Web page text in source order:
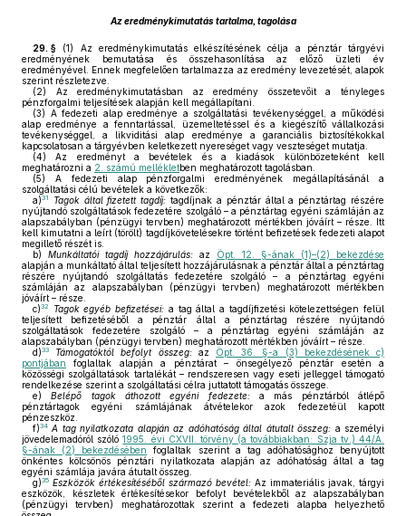
Az eredménykimutatás tartalma, tagolása
29. § (1)
Az eredménykimutatás elkészítésének célja a pénztár tárgyévi
eredményének bemutatása és összehasonlítása az előző üzleti év
eredményével. Ennek megfelelően tartalmazza az eredmény levezetését, alapok
szerint részletezve.
(2) Az eredménykimutatásban az eredmény összetevőit a tényleges
pénzforgalmi teljesítések alapján kell megállapítani.
(3) A fedezeti alap eredménye a szolgáltatási tevékenységgel, a működési
alap eredménye a fenntartással, üzemeltetéssel és a kiegészítő vállalkozási
tevékenységgel, a likviditási alap eredménye a garanciális biztosítékokkal
kapcsolatosan a tárgyévben keletkezett nyereséget vagy veszteséget mutatja.
(4) Az eredményt a bevételek és a kiadások különbözeteként kell
meghatározni a 2. számú mellékletben meghatározott tagolásban.
(5) A fedezeti alap pénzforgalmi eredményének megállapításánál a
szolgáltatási célú bevételek a következők:
a)31 Tagok által fizetett tagdíj: tagdíjnak a pénztár által a pénztártag részére
nyújtandó szolgáltatások fedezetére szolgáló – a pénztártag egyéni számláján az
alapszabályban (pénzügyi tervben) meghatározott mértékben jóváírt – része. Itt
kell kimutatni a leírt (törölt) tagdíjkövetelésekre történt befizetések fedezeti alapot
megillető részét is.
b)
Munkáltatói tagdíj hozzájárulás: az Öpt. 12. §-ának (1)–(2) bekezdése
alapján a munkáltató által teljesített hozzájárulásnak a pénztár által a pénztártag
részére nyújtandó szolgáltatás fedezetére szolgáló – a pénztártag egyéni
számláján az alapszabályban (pénzügyi tervben) meghatározott mértékben
jóváírt – része.
c)32 Tagok egyéb befizetései: a tag által a tagdíjfizetési kötelezettségen felül
teljesített befizetéséből a pénztár által a pénztártag részére nyújtandó
szolgáltatások fedezetére szolgáló – a pénztártag egyéni számláján az
alapszabályban (pénzügyi tervben) meghatározott mértékben jóváírt – része.
d)33 Támogatóktól befolyt összeg:az Öpt. 36. §-a (3) bekezdésének c)
pontjában foglaltak alapján a pénztárat – önsegélyező pénztár esetén a
közösségi szolgáltatások tartalékát – rendszeresen vagy eseti jelleggel támogató
rendelkezése szerint a szolgáltatási célra juttatott támogatás összege.
e)
Belépő tagok áthozott egyéni fedezete:a más pénztárból átlépő
pénztártagok egyéni számlájának átvételekor azok fedezetéül kapott
pénzeszköz.
f)34 A tag nyilatkozata alapján az adóhatóság által átutalt összeg: a személyi
jövedelemadóról szóló1995. évi CXVII. törvény (a továbbiakban: Szja tv.) 44/A.
§-ának (2) bekezdésében
foglaltak szerint a tag adóhatósághoz benyújtott
önkéntes kölcsönös pénztári nyilatkozata alapján az adóhatóság által a tag
egyéni számlája javára átutalt összeg.
g)35 Eszközök értékesítéséből származó bevétel: Az immateriális javak, tárgyi
eszközök, készletek értékesítésekor befolyt bevételekből az alapszabályban
(pénzügyi tervben) meghatározottak szerint a fedezeti alapba helyezhető